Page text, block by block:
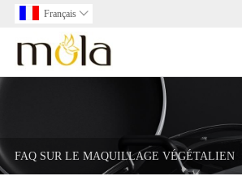
Français 
FAQ SUR LE MAQUILLAGE VÉGÉTALIEN